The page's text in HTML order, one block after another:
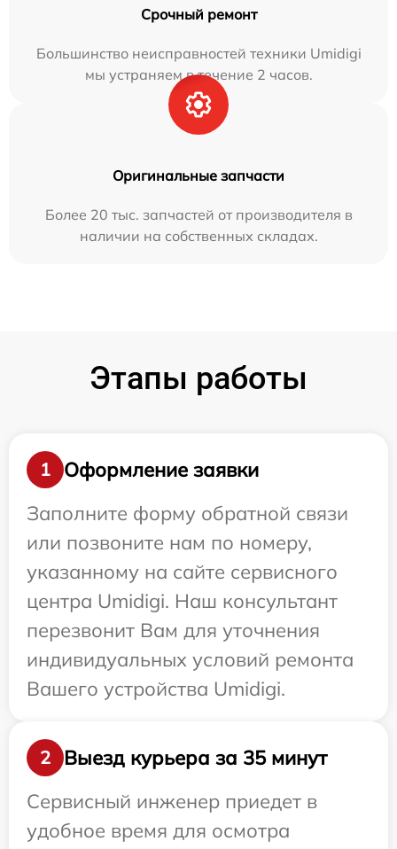
Срочный ремонт
Большинство неисправностей техники Umidigi
мы устраняем в течение 2 часов.
Оригинальные запчасти
Более 20 тыс. запчастей от производителя в
наличии на собственных складах.
Этапы работы
1
Оформление заявки
Заполните форму обратной связи
или позвоните нам по номеру,
указанному на сайте сервисного
центра Umidigi. Наш консультант
перезвонит Вам для уточнения
индивидуальных условий ремонта
Вашего устройства Umidigi.
2
Выезд курьера за 35 минут
Сервисный инженер приедет в
удобное время для осмотра